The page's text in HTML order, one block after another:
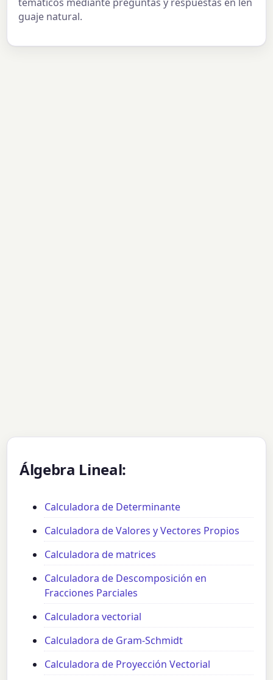
temáticos mediante preguntas y respuestas en len
guaje natural.
Álgebra Lineal:
Calculadora de Determinante
Calculadora de Valores y Vectores Propios
Calculadora de matrices
Calculadora de Descomposición en
Fracciones Parciales
Calculadora vectorial
Calculadora de Gram-Schmidt
Calculadora de Proyección Vectorial